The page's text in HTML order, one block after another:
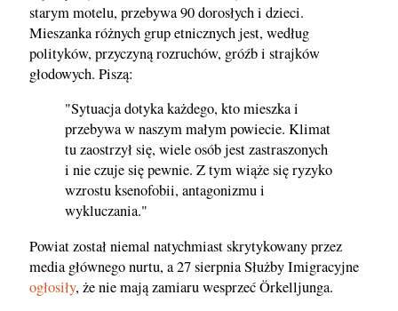
starym motelu, przebywa 90 dorosłych i dzieci.
Mieszanka różnych grup etnicznych jest, według
polityków, przyczyną rozruchów, gróźb i strajków
głodowych. Piszą:
"Sytuacja dotyka każdego, kto mieszka i
przebywa w naszym małym powiecie. Klimat
tu zaostrzył się, wiele osób jest zastraszonych
i nie czuje się pewnie. Z tym wiąże się ryzyko
wzrostu ksenofobii, antagonizmu i
wykluczania."
Powiat został niemal natychmiast skrytykowany przez
media głównego nurtu, a 27 sierpnia Służby Imigracyjne
ogłosiły, że nie mają zamiaru wesprzeć Örkelljunga.